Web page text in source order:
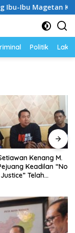
Politik
Kenang M.
Keadilan “No
Telah